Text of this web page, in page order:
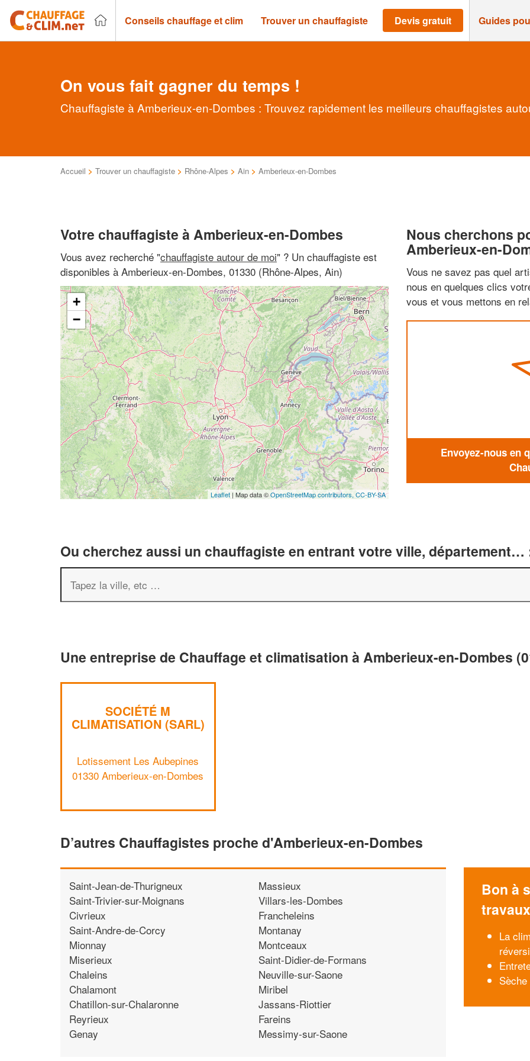
Conseils chauffage et clim Trouver un chauffagiste Devis gratuit Guides
On vous fait gagner du temps !
Chauffagiste à Amberieux-en-Dombes : Trouvez rapidement les meilleurs chauffagistes
Accueil > Trouver un chauffagiste > Rhône-Alpes > Ain > Amberieux-en-Dombes
Votre chauffagiste à Amberieux-en-Dombes
Vous avez recherché "chauffagiste autour de moi" ? Un chauffagiste est
disponibles à Amberieux-en-Dombes, 01330 (Rhône-Alpes, Ain)
+
−
Leaflet | Map data ©OpenStreetMap contributors, CC-BY-SA
Nous cherchons
Amberieux-en-
Vous ne savez pas quel
nous en quelques clics
vous et vous mettons en
Envoyez-nous en
Ou cherchez aussi un chauffagiste en entrant votre ville, département…
Une entreprise de Chauffage et climatisation à Amberieux-en-Dombes
SOCIÉTÉ M
CLIMATISATION (SARL)
Lotissement Les Aubepines
01330 Amberieux-en-Dombes
D’autres Chauffagistes proche d'Amberieux-en-Dombes
Saint-Jean-de-Thurigneux
Saint-Trivier-sur-Moignans
Civrieux
Saint-Andre-de-Corcy
Mionnay
Miserieux
Chaleins
Chalamont
Chatillon-sur-Chalaronne
Reyrieux
Genay
Massieux
Villars-les-Dombes
Francheleins
Montanay
Montceaux
Saint-Didier-de-Formans
Neuville-sur-Saone
Miribel
Jassans-Riottier
Fareins
Messimy-sur-Saone
Bon à
travaux
La